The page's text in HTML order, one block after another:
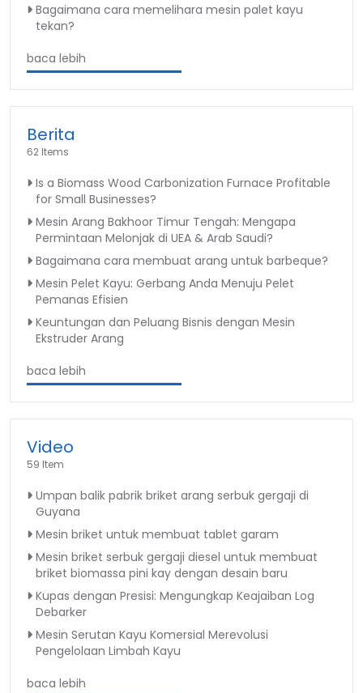
Bagaimana cara memelihara mesin palet kayu
tekan?
baca lebih
Berita
62 Items
Is a Biomass Wood Carbonization Furnace Profitable
for Small Businesses?
Mesin Arang Bakhoor Timur Tengah: Mengapa
Permintaan Melonjak di UEA & Arab Saudi?
Bagaimana cara membuat arang untuk barbeque?
Mesin Pelet Kayu: Gerbang Anda Menuju Pelet
Pemanas Efisien
Keuntungan dan Peluang Bisnis dengan Mesin
Ekstruder Arang
baca lebih
Video
59 Item
Umpan balik pabrik briket arang serbuk gergaji di
Guyana
Mesin briket untuk membuat tablet garam
Mesin briket serbuk gergaji diesel untuk membuat
briket biomassa pini kay dengan desain baru
Kupas dengan Presisi: Mengungkap Keajaiban Log
Debarker
Mesin Serutan Kayu Komersial Merevolusi
Pengelolaan Limbah Kayu
baca lebih